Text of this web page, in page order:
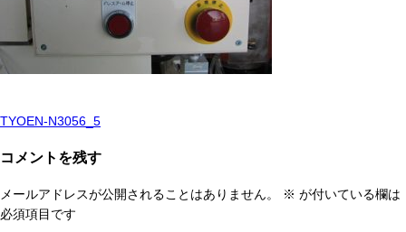
投
稿
ナ
ビ
TYOEN-N3056_5
コメントを残す
メールアドレスが公開されることはありません。 ※ が付いている欄は
必須項目です